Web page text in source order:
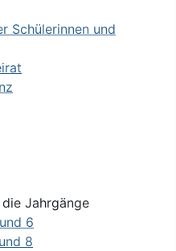
Schülerinnen und
Jahrgänge
6
8